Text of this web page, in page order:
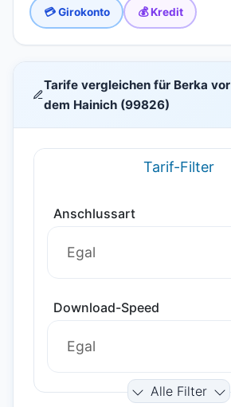
💳 Girokonto 💰 Kredit
Tarife vergleichen für Berka vor
dem Hainich (99826)